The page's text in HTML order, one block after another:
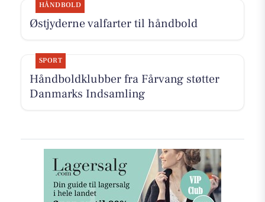
HÅNDBOLD
Østjyderne valfarter til håndbold
SPORT
Håndboldklubber fra Fårvang støtter
Danmarks Indsamling